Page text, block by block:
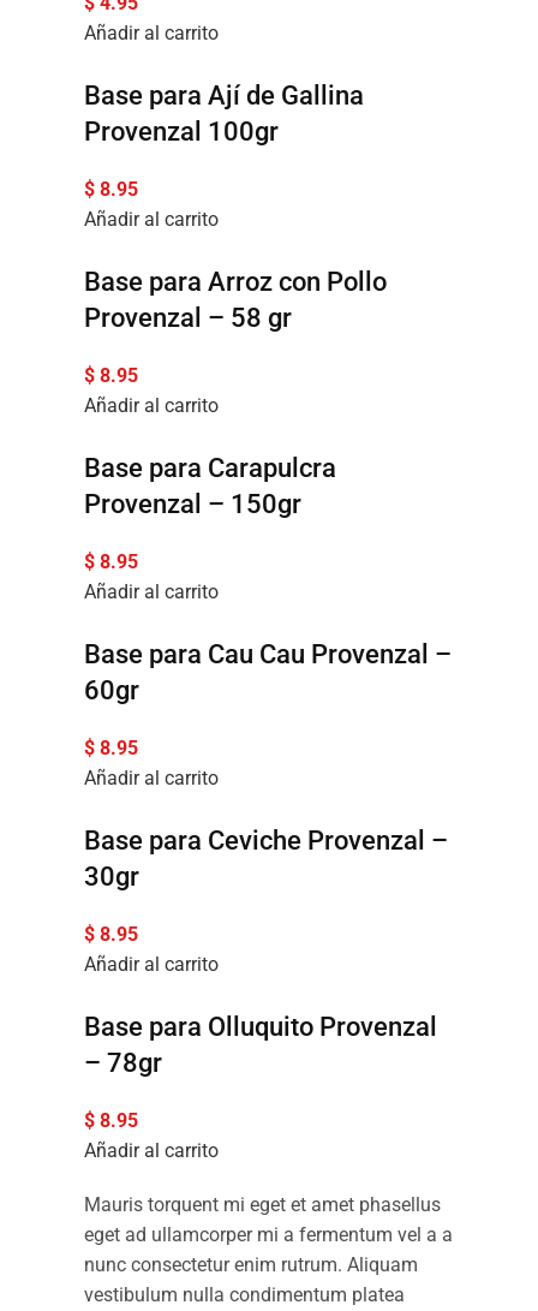
Añadir al carrito
Base para Ají de Gallina
Provenzal 100gr
$8.95
Añadir al carrito
Base para Arroz con Pollo
Provenzal – 58 gr
$8.95
Añadir al carrito
Base para Carapulcra
Provenzal – 150gr
$8.95
Añadir al carrito
Base para Cau Cau Provenzal –
60gr
$8.95
Añadir al carrito
Base para Ceviche Provenzal –
30gr
$8.95
Añadir al carrito
Base para Olluquito Provenzal
– 78gr
$8.95
Añadir al carrito
Mauris torquent mi eget et amet phasellus
eget ad ullamcorper mi a fermentum vel a a
nunc consectetur enim rutrum. Aliquam
vestibulum nulla condimentum platea